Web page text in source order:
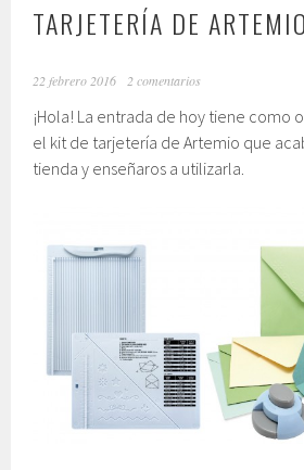
TARJETERÍA DE ARTEMIO
22 febrero 2016 2 comentarios
¡Hola! La entrada de hoy tiene como
el kit de tarjetería de Artemio que
tienda y enseñaros a utilizarla.